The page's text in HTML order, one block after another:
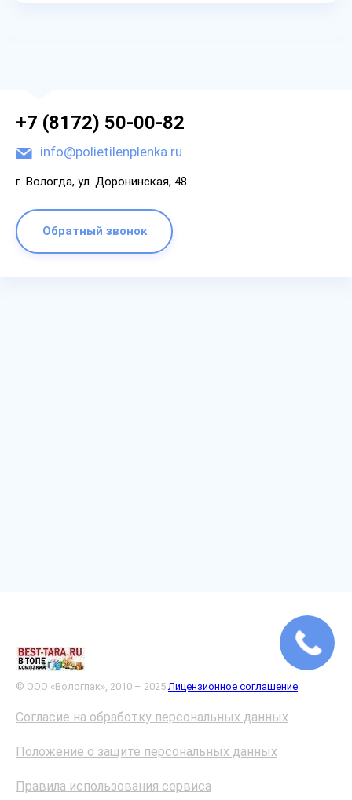
+7 (8172) 50-00-82
info@polietilenplenka.ru
г. Вологда, ул. Доронинская, 48
Обратный звонок
© ООО «Вологпак», 2010 – 2025 Лицензионное соглашение
Согласие на обработку персональных данных
Положение о защите персональных данных
Правила использования сервиса